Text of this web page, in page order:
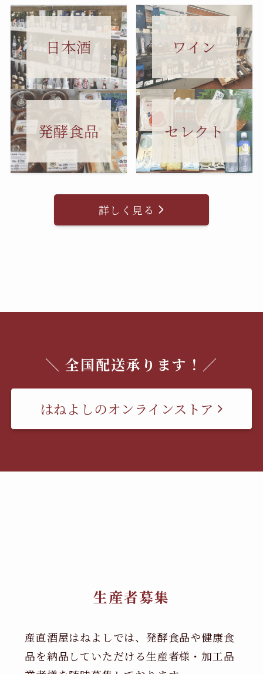
日本酒 ワイン
発酵食品 セレクト
詳しく見る
＼ 全国配送承ります！／
はねよしのオンラインストア
生産者募集
産直酒屋はねよしでは、発酵食品や健康食
品を納品していただける生産者様・加工品